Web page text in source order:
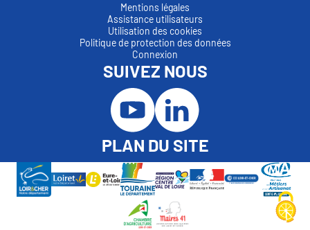
Mentions légales
Assistance utilisateurs
Utilisation des cookies
Politique de protection des données
Connexion
SUIVEZ NOUS
PLAN DU SITE